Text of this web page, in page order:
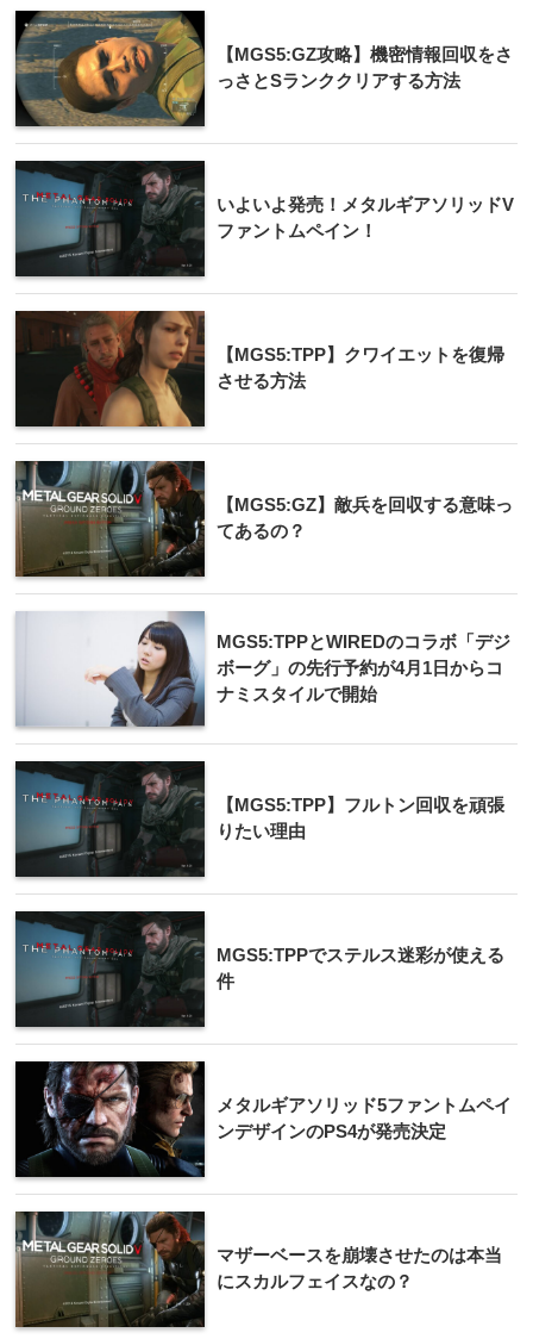
【MGS5:GZ攻略】機密情報回収をさ
っさとSランククリアする方法
いよいよ発売！メタルギアソリッドV
ファントムペイン！
【MGS5:TPP】クワイエットを復帰
させる方法
【MGS5:GZ】敵兵を回収する意味っ
てあるの？
MGS5:TPPとWIREDのコラボ「デジ
ボーグ」の先行予約が4月1日からコ
ナミスタイルで開始
【MGS5:TPP】フルトン回収を頑張
りたい理由
MGS5:TPPでステルス迷彩が使える
件
メタルギアソリッド5ファントムペイ
ンデザインのPS4が発売決定
マザーベースを崩壊させたのは本当
にスカルフェイスなの？